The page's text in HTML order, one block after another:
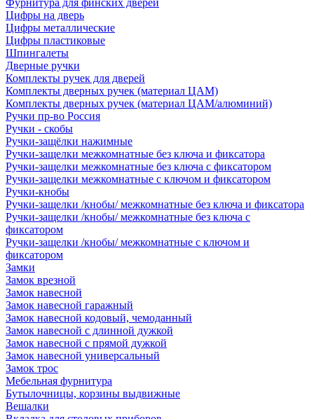
Фурнитура для финских дверей
Цифры на дверь
Цифры металлические
Цифры пластиковые
Шпингалеты
Дверные ручки
Комплекты ручек для дверей
Комплекты дверных ручек (материал ЦАМ)
Комплекты дверных ручек (материал ЦАМ/алюминий)
Ручки пр-во Россия
Ручки - скобы
Ручки-защёлки нажимные
Ручки-защелки межкомнатные без ключа и фиксатора
Ручки-защелки межкомнатные без ключа с фиксатором
Ручки-защелки межкомнатные с ключом и фиксатором
Ручки-кнобы
Ручки-защелки /кнобы/ межкомнатные без ключа и фиксатора
Ручки-защелки /кнобы/ межкомнатные без ключа с
фиксатором
Ручки-защелки /кнобы/ межкомнатные с ключом и
фиксатором
Замки
Замок врезной
Замок навесной
Замок навесной гаражный
Замок навесной кодовый, чемоданный
Замок навесной с длинной дужкой
Замок навесной с прямой дужкой
Замок навесной универсальный
Замок трос
Мебельная фурнитура
Бутылочницы, корзины выдвижные
Вешалки